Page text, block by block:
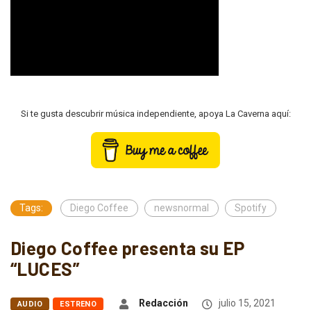
Si te gusta descubrir música independiente, apoya La Caverna aquí:
Tags: Diego Coffee newsnormal Spotify
Diego Coffee presenta su EP
“LUCES”
AUDIO ESTRENO Redacción
julio 15, 2021